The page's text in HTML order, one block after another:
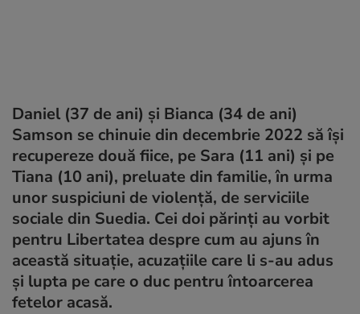
Daniel (37 de ani) și Bianca (34 de ani)
Samson se chinuie din decembrie 2022 să își
recupereze două fiice, pe Sara (11 ani) și pe
Tiana (10 ani), preluate din familie, în urma
unor suspiciuni de violență, de serviciile
sociale din Suedia. Cei doi părinți au vorbit
pentru Libertatea despre cum au ajuns în
această situație, acuzațiile care li s-au adus
și lupta pe care o duc pentru întoarcerea
fetelor acasă.